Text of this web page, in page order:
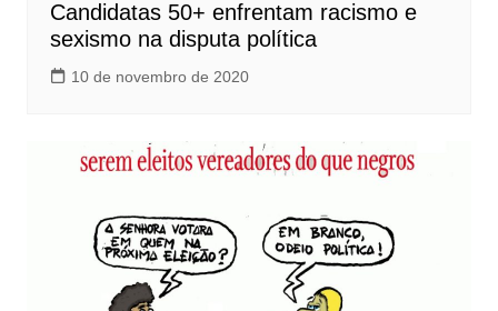
Candidatas 50+ enfrentam racismo e
sexismo na disputa política
10 de novembro de 2020